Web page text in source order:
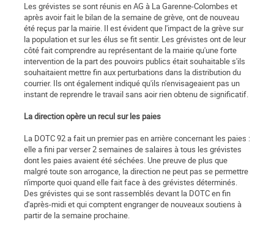
Les grévistes se sont réunis en AG à La Garenne-Colombes et
après avoir fait le bilan de la semaine de grève, ont de nouveau
été reçus par la mairie. Il est évident que l'impact de la grève sur
la population et sur les élus se fit sentir. Les grévistes ont de leur
côté fait comprendre au représentant de la mairie qu'une forte
intervention de la part des pouvoirs publics était souhaitable s'ils
souhaitaient mettre fin aux perturbations dans la distribution du
courrier. Ils ont également indiqué qu'ils n'envisageaient pas un
instant de reprendre le travail sans aoir rien obtenu de significatif.
La direction opère un recul sur les paies
La DOTC 92 a fait un premier pas en arrière concernant les paies :
elle a fini par verser 2 semaines de salaires à tous les grévistes
dont les paies avaient été séchées. Une preuve de plus que
malgré toute son arrogance, la direction ne peut pas se permettre
n'importe quoi quand elle fait face à des grévistes déterminés.
Des grévistes qui se sont rassemblés devant la DOTC en fin
d'après-midi et qui comptent engranger de nouveaux soutiens à
partir de la semaine prochaine.